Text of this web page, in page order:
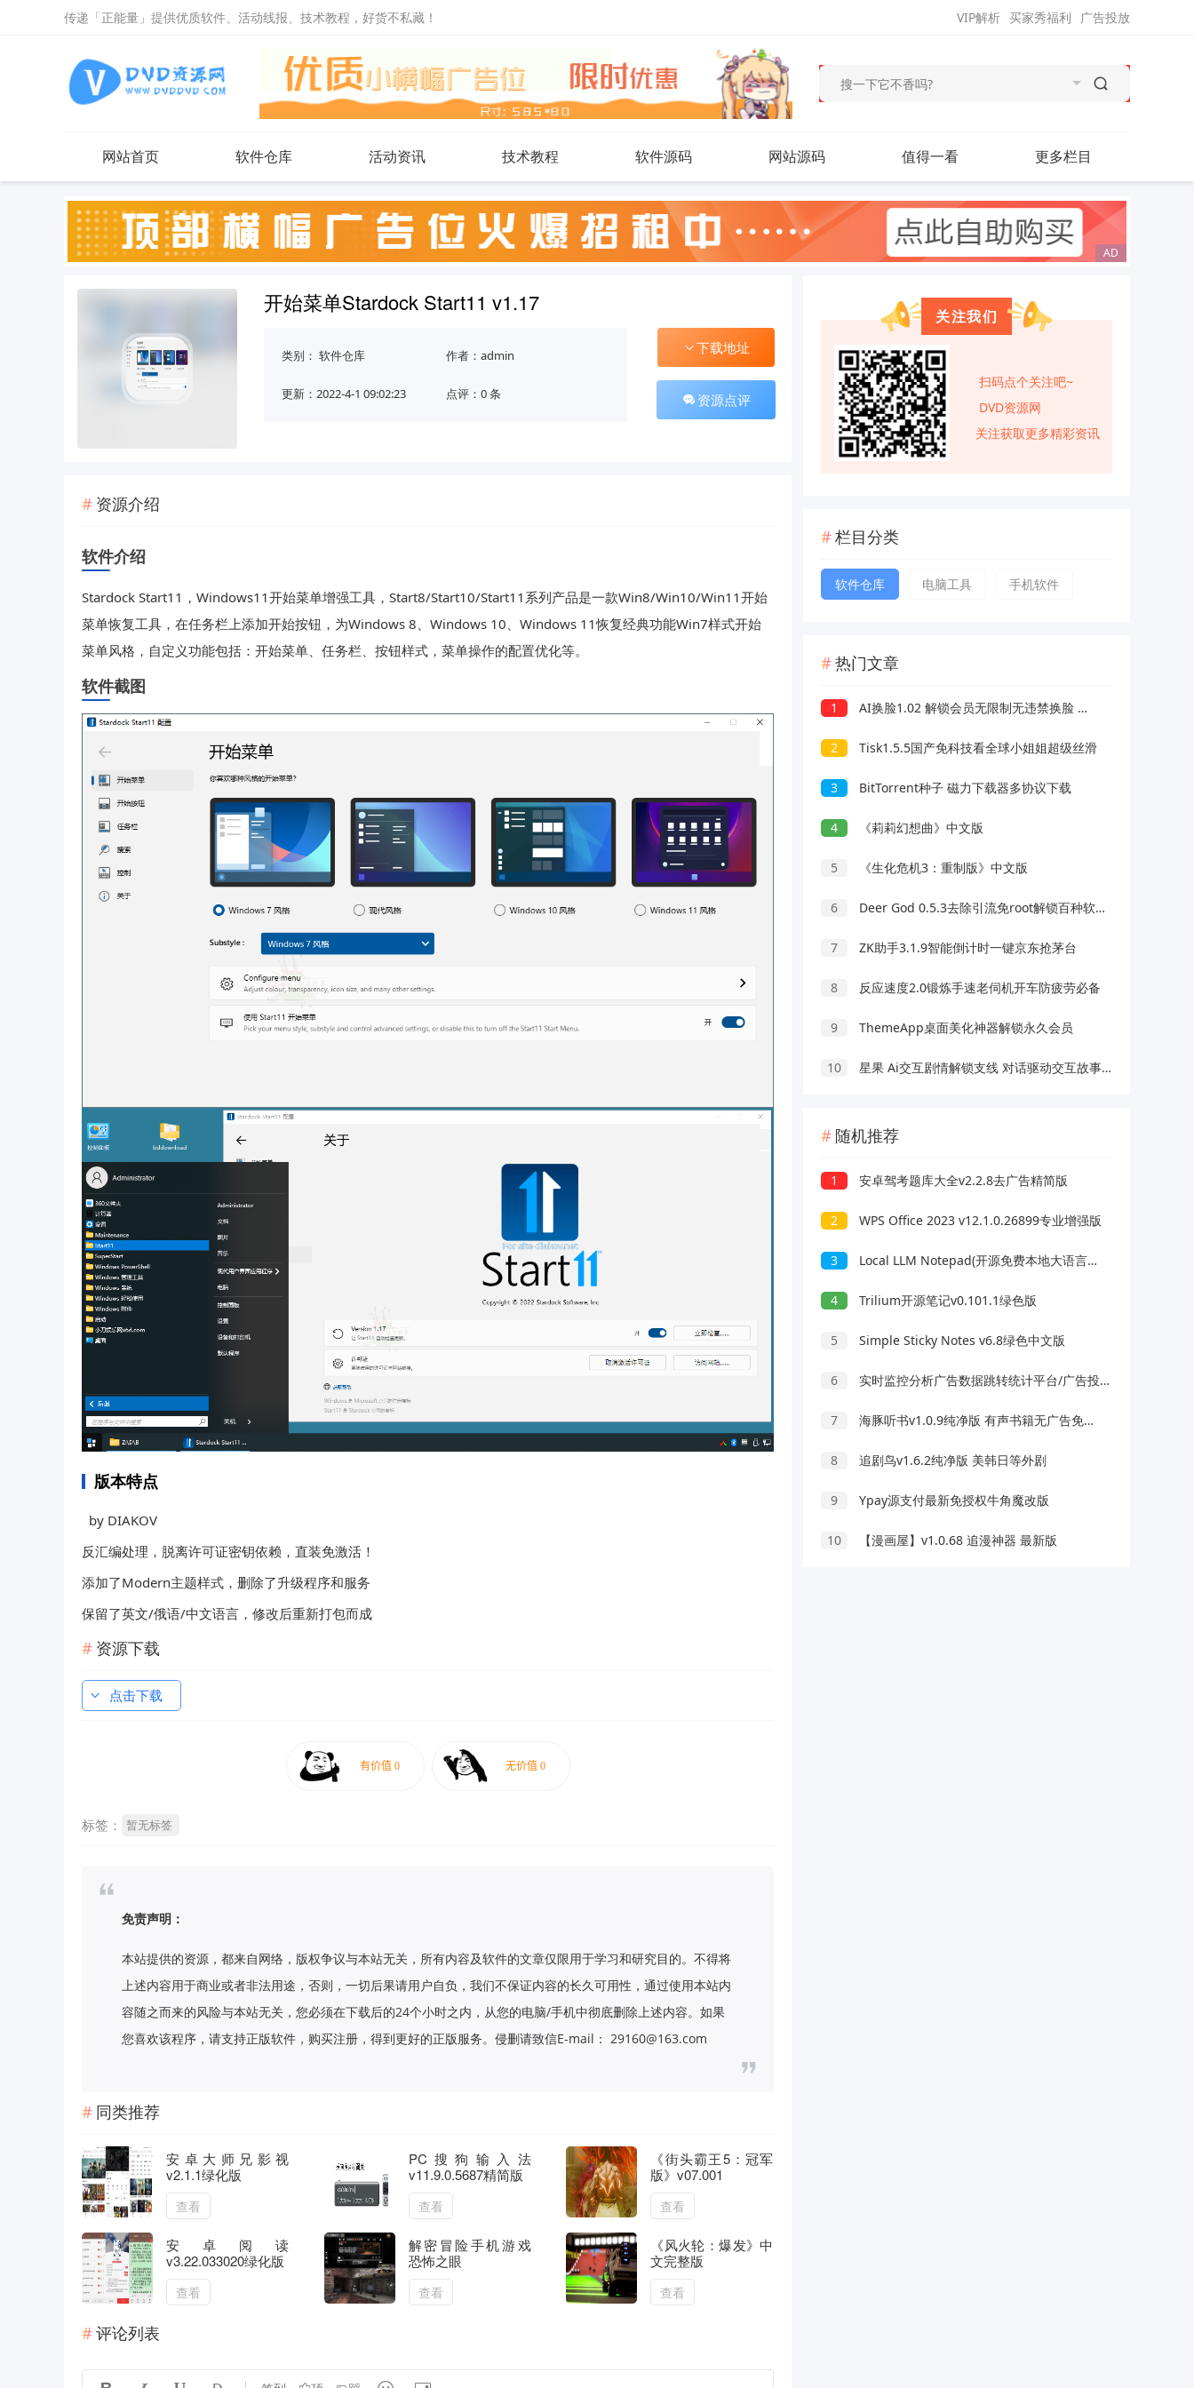
传递「正能量」提供优质软件、活动线报、技术教程，好货不私藏！ 广告投放
买家秀福利
VIP解析
网站首页 软件仓库 活动资讯 技术教程 软件源码 网站源码 值得一看 更多栏目
开始菜单Stardock Start11 v1.17
类别： 软件仓库 作者：admin
更新：2022-4-1 09:02:23 点评：0 条
下载地址
资源点评
资源介绍
软件介绍
Stardock Start11，Windows11开始菜单增强工具，Start8/Start10/Start11系列产品是一款Win8/Win10/Win11开始
菜单恢复工具，在任务栏上添加开始按钮，为Windows 8、Windows 10、Windows 11恢复经典功能Win7样式开始
菜单风格，自定义功能包括：开始菜单、任务栏、按钮样式，菜单操作的配置优化等。
软件截图
版本特点
by DIAKOV
反汇编处理，脱离许可证密钥依赖，直装免激活！
添加了Modern主题样式，删除了升级程序和服务
保留了英文/俄语/中文语言，修改后重新打包而成
资源下载
点击下载
标签： 暂无标签
免责声明：
本站提供的资源，都来自网络，版权争议与本站无关，所有内容及软件的文章仅限用于学习和研究目的。不得将
上述内容用于商业或者非法用途，否则，一切后果请用户自负，我们不保证内容的长久可用性，通过使用本站内
容随之而来的风险与本站无关，您必须在下载后的24个小时之内，从您的电脑/手机中彻底删除上述内容。如果
您喜欢该程序，请支持正版软件，购买注册，得到更好的正版服务。侵删请致信E-mail： 29160@163.com
同类推荐
安卓大师兄影视
v2.1.1绿化版
查看
PC搜狗输入法
v11.9.0.5687精简版
查看
《街头霸王5：冠军
版》v07.001
查看
安卓阅读
v3.22.033020绿化版
查看
解密冒险手机游戏
恐怖之眼
查看
《风火轮：爆发》中
文完整版
查看
评论列表
关注我们
扫码点个关注吧~
DVD资源网
关注获取更多精彩资讯
栏目分类
软件仓库 电脑工具 手机软件
热门文章
1 AI换脸1.02 解锁会员无限制无违禁换脸 支持照片/视频
2 Tisk1.5.5国产免科技看全球小姐姐超级丝滑
3 BitTorrent种子 磁力下载器多协议下载
4 《莉莉幻想曲》中文版
5 《生化危机3：重制版》中文版
6 Deer God 0.5.3去除引流免root解锁百种软件会员
7 ZK助手3.1.9智能倒计时一键京东抢茅台
8 反应速度2.0锻炼手速老伺机开车防疲劳必备
9 ThemeApp桌面美化神器解锁永久会员
10 星果 Ai交互剧情解锁支线 对话驱动交互故事剧情
随机推荐
1 安卓驾考题库大全v2.2.8去广告精简版
2 WPS Office 2023 v12.1.0.26899专业增强版
3 Local LLM Notepad(开源免费本地大语言模型记事本)
4 Trilium开源笔记v0.101.1绿色版
5 Simple Sticky Notes v6.8绿色中文版
6 实时监控分析广告数据跳转统计平台/广告投放系统
7 海豚听书v1.0.9纯净版 有声书籍无广告免费听
8 追剧鸟v1.6.2纯净版 美韩日等外剧
9 Ypay源支付最新免授权牛角魔改版
10 【漫画屋】v1.0.68 追漫神器 最新版